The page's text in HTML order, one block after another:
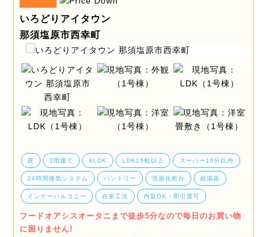
いろどりアイタウン
那須塩原市西幸町
庭 2階建て 4LDK LDK15帖以上 スーパー10分以内
24時間換気システム パントリー 洗面化粧台 給湯器
インナーバルコニー 在来工法 内覧OK・即引渡可
フードオアシスオータニまで徒歩5分なので毎日のお買い物
に困りません!